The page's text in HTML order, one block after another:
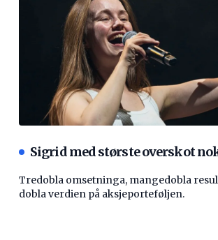
Sigrid med største overskot
Tredobla omsetninga, mangedobla
dobla verdien på aksjeporteføljen.